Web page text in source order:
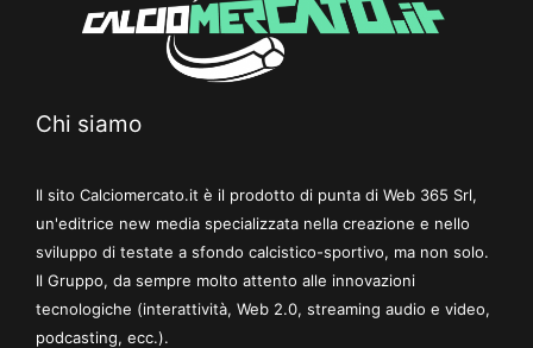
Chi siamo
Il sito Calciomercato.it è il prodotto di punta di Web 365 Srl,
un'editrice new media specializzata nella creazione e nello
sviluppo di testate a sfondo calcistico-sportivo, ma non solo.
Il Gruppo, da sempre molto attento alle innovazioni
tecnologiche (interattività, Web 2.0, streaming audio e video,
podcasting, ecc.).